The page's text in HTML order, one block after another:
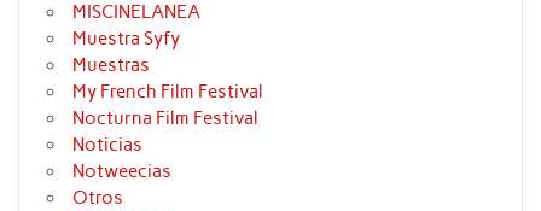
MISCINELANEA
Muestra Syfy
Muestras
My French Film Festival
Nocturna Film Festival
Noticias
Notweecias
Otros